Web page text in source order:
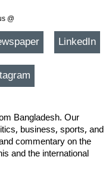
@
LinkedIn
Bangladesh. Our
business, sports, and
commentary on the
and the international